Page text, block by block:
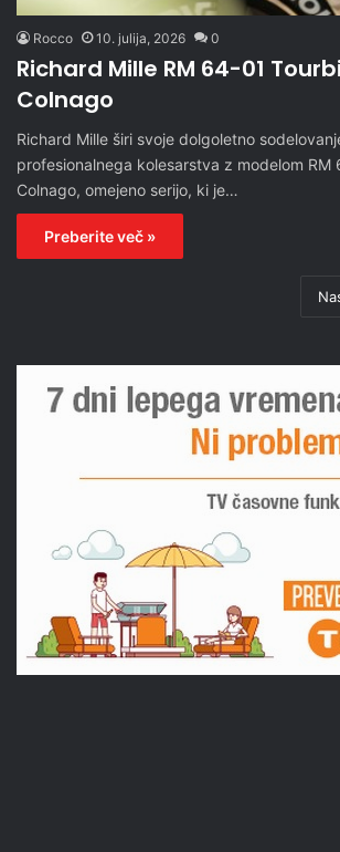
Rocco 10. julija, 2026 0
Richard Mille RM 64-01
Colnago
Richard Mille širi svoje dolgoletno
profesionalnega kolesarstva z modelom RM
Colnago, omejeno serijo, ki je…
Preberite več »